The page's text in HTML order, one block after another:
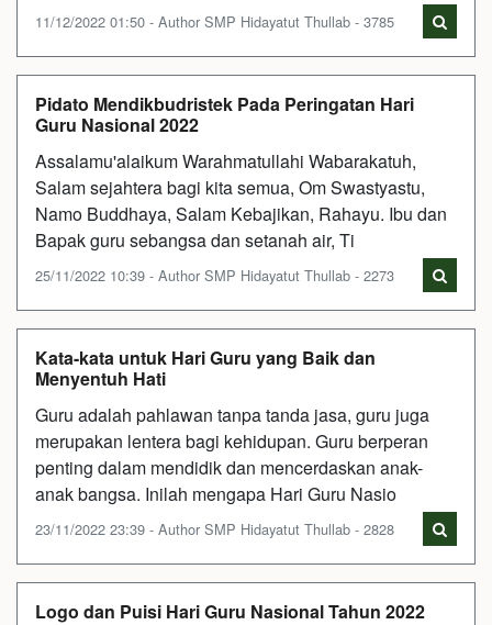
11/12/2022 01:50 - Author SMP Hidayatut Thullab - 3785
Pidato Mendikbudristek Pada Peringatan Hari
Guru Nasional 2022
Assalamu'alaikum Warahmatullahi Wabarakatuh,
Salam sejahtera bagi kita semua, Om Swastyastu,
Namo Buddhaya, Salam Kebajikan, Rahayu. Ibu dan
Bapak guru sebangsa dan setanah air, Ti
25/11/2022 10:39 - Author SMP Hidayatut Thullab - 2273
Kata-kata untuk Hari Guru yang Baik dan
Menyentuh Hati
Guru adalah pahlawan tanpa tanda jasa, guru juga
merupakan lentera bagi kehidupan. Guru berperan
penting dalam mendidik dan mencerdaskan anak-
anak bangsa. Inilah mengapa Hari Guru Nasio
23/11/2022 23:39 - Author SMP Hidayatut Thullab - 2828
Logo dan Puisi Hari Guru Nasional Tahun 2022